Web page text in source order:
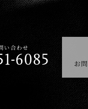
い合わせ
6085 お
お問い
よくあるご質問